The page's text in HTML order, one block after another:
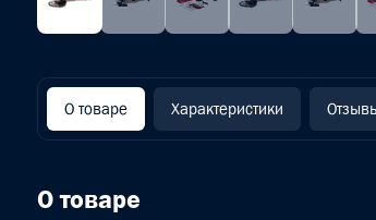
О товаре Характеристики
О товаре